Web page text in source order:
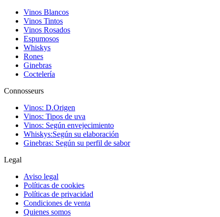
Vinos Blancos
Vinos Tintos
Vinos Rosados
Espumosos
Whiskys
Rones
Ginebras
Coctelería
Connosseurs
Vinos: D.Origen
Vinos: Tipos de uva
Vinos: Según envejecimiento
Whiskys:Según su elaboración
Ginebras: Según su perfil de sabor
Legal
Aviso legal
Políticas de cookies
Políticas de privacidad
Condiciones de venta
Quienes somos